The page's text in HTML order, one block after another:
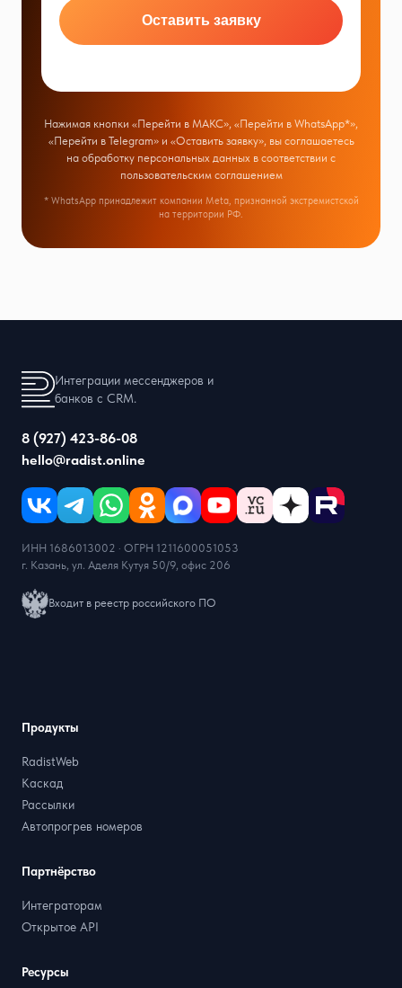
Оставить заявку
Нажимая кнопки «Перейти в МАКС», «Перейти в WhatsApp*»,
«Перейти в Telegram» и «Оставить заявку», вы соглашаетесь
на обработку персональных данных в соответствии с
пользовательским соглашением
* WhatsApp принадлежит компании Meta, признанной экстремистской
на территории РФ.
Интеграции мессенджеров и
банков с CRM.
8 (927) 423-86-08
hello@radist.online
ИНН 1686013002 · ОГРН 1211600051053
г. Казань, ул. Аделя Кутуя 50/9, офис 206
Входит в реестр российского ПО
Продукты
RadistWeb
Каскад
Рассылки
Автопрогрев номеров
Партнёрство
Интеграторам
Открытое API
Ресурсы